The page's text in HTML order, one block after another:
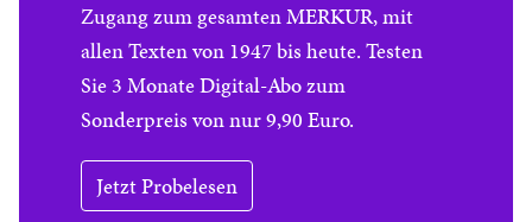
Zugang zum gesamten MERKUR, mit
allen Texten von 1947 bis heute. Testen
Sie 3 Monate Digital-Abo zum
Sonderpreis von nur 9,90 Euro.
Jetzt Probelesen